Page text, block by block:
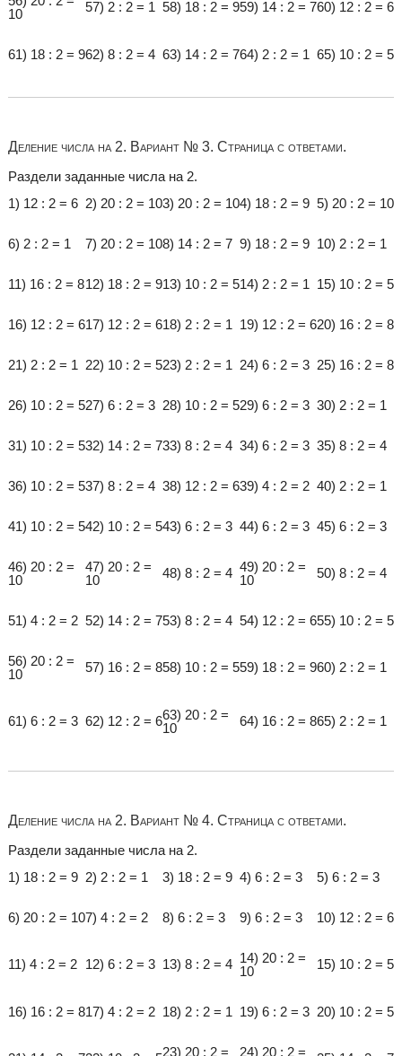
10
57) 2 : 2 = 1 58) 18 : 2 = 959) 14 : 2 = 760) 12 : 2 = 6
61) 18 : 2 = 962) 8 : 2 = 4 63) 14 : 2 = 764) 2 : 2 = 1 65) 10 : 2 = 5
Деление числа на 2. Вариант № 3. Страница с ответами.
Раздели заданные числа на 2.
1) 12 : 2 = 6 2) 20 : 2 = 103) 20 : 2 = 104) 18 : 2 = 9 5) 20 : 2 = 10
6) 2 : 2 = 1 7) 20 : 2 = 108) 14 : 2 = 7 9) 18 : 2 = 9 10) 2 : 2 = 1
11) 16 : 2 = 812) 18 : 2 = 913) 10 : 2 = 514) 2 : 2 = 1 15) 10 : 2 = 5
16) 12 : 2 = 617) 12 : 2 = 618) 2 : 2 = 1 19) 12 : 2 = 620) 16 : 2 = 8
21) 2 : 2 = 1 22) 10 : 2 = 523) 2 : 2 = 1 24) 6 : 2 = 3 25) 16 : 2 = 8
26) 10 : 2 = 527) 6 : 2 = 3 28) 10 : 2 = 529) 6 : 2 = 3 30) 2 : 2 = 1
31) 10 : 2 = 532) 14 : 2 = 733) 8 : 2 = 4 34) 6 : 2 = 3 35) 8 : 2 = 4
36) 10 : 2 = 537) 8 : 2 = 4 38) 12 : 2 = 639) 4 : 2 = 2 40) 2 : 2 = 1
41) 10 : 2 = 542) 10 : 2 = 543) 6 : 2 = 3 44) 6 : 2 = 3 45) 6 : 2 = 3
46) 20 : 2 =
10
47) 20 : 2 =
10
48) 8 : 2 = 4 49) 20 : 2 =
10
50) 8 : 2 = 4
51) 4 : 2 = 2 52) 14 : 2 = 753) 8 : 2 = 4 54) 12 : 2 = 655) 10 : 2 = 5
56) 20 : 2 =
10
57) 16 : 2 = 858) 10 : 2 = 559) 18 : 2 = 960) 2 : 2 = 1
61) 6 : 2 = 3 62) 12 : 2 = 663) 20 : 2 =
10
64) 16 : 2 = 865) 2 : 2 = 1
Деление числа на 2. Вариант № 4. Страница с ответами.
Раздели заданные числа на 2.
1) 18 : 2 = 9 2) 2 : 2 = 1 3) 18 : 2 = 9 4) 6 : 2 = 3 5) 6 : 2 = 3
6) 20 : 2 = 107) 4 : 2 = 2 8) 6 : 2 = 3 9) 6 : 2 = 3 10) 12 : 2 = 6
11) 4 : 2 = 2 12) 6 : 2 = 3 13) 8 : 2 = 4 14) 20 : 2 =
10
15) 10 : 2 = 5
16) 16 : 2 = 817) 4 : 2 = 2 18) 2 : 2 = 1 19) 6 : 2 = 3 20) 10 : 2 = 5
23) 20 : 2 =
24) 20 : 2 =